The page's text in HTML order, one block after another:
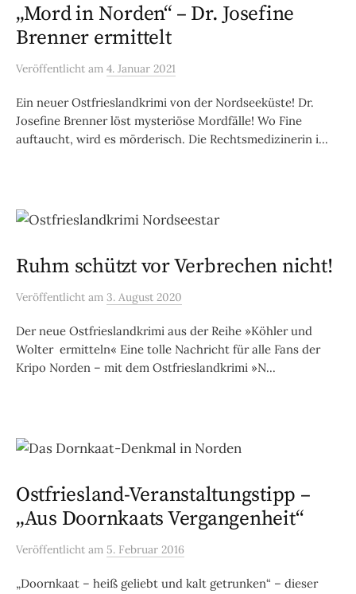
„Mord in Norden“ – Dr. Josefine
Brenner ermittelt
Veröffentlicht am 4. Januar 2021
Ein neuer Ostfrieslandkrimi von der Nordseeküste! Dr.
Josefine Brenner löst mysteriöse Mordfälle! Wo Fine
auftaucht, wird es mörderisch. Die Rechtsmedizinerin i...
Ruhm schützt vor Verbrechen nicht!
Veröffentlicht am 3. August 2020
Der neue Ostfrieslandkrimi aus der Reihe »Köhler und
Wolter ermitteln« Eine tolle Nachricht für alle Fans der
Kripo Norden – mit dem Ostfrieslandkrimi »N...
Ostfriesland-Veranstaltungstipp –
„Aus Doornkaats Vergangenheit“
Veröffentlicht am 5. Februar 2016
„Doornkaat – heiß geliebt und kalt getrunken“ – dieser